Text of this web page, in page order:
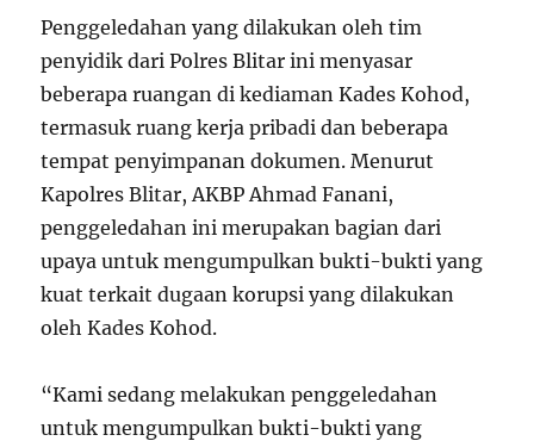
Penggeledahan yang dilakukan oleh tim
penyidik dari Polres Blitar ini menyasar
beberapa ruangan di kediaman Kades Kohod,
termasuk ruang kerja pribadi dan beberapa
tempat penyimpanan dokumen. Menurut
Kapolres Blitar, AKBP Ahmad Fanani,
penggeledahan ini merupakan bagian dari
upaya untuk mengumpulkan bukti-bukti yang
kuat terkait dugaan korupsi yang dilakukan
oleh Kades Kohod.
“Kami sedang melakukan penggeledahan
untuk mengumpulkan bukti-bukti yang